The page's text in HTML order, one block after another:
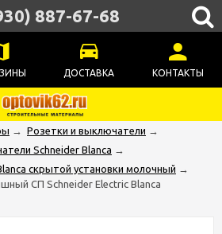
ДОСТАВКА КОНТАКТЫ
887-67-68
→ Розетки и выключатели →
Schneider Blanca →
скрытой установки молочный →
СП Schneider Electric Blanca